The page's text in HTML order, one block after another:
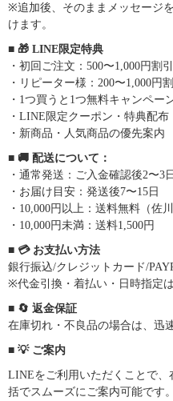
※追加後、そのままメッセージ
けます。
■ 🎁 LINE限定特典
・初回ご注文：500〜1,000円割引
・リピーター様：200〜1,000円割
・1つ買うと1つ無料キャンペー
・LINE限定クーポン・特典配布
・新商品・人気商品の優先案内
■ 🚚 配送について：
・通常発送：ご入金確認後2〜3
・お届け目安：発送後7〜15日
・10,000円以上：送料無料（佐
・10,000円未満：送料1,500円
■ 💳 お支払い方法
銀行振込/クレジットカード/
※代金引換・着払い・日時指定
■ 🔄 返金保証
在庫切れ・不良品の場合は、迅
■ 💡 ご案内
LINEをご利用いただくことで
括でスムーズにご案内可能です